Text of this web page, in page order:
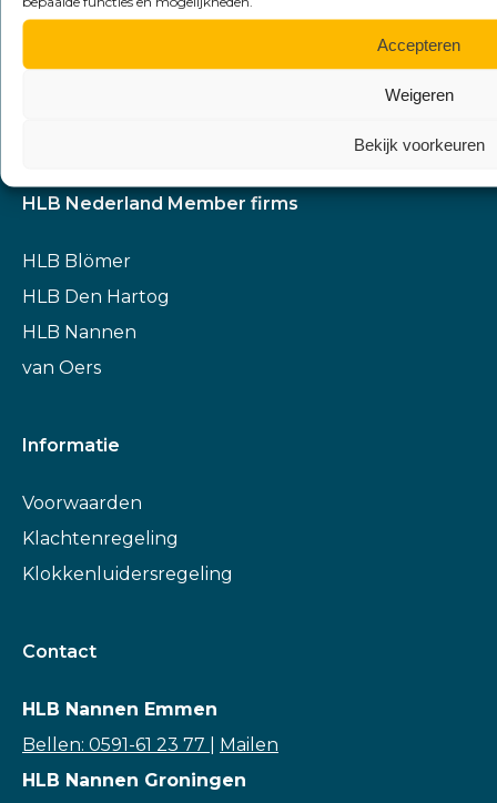
Accepteren
Weigeren
Bekijk voorkeuren
is an independent member of HLB
International, the global advisory and accounting
HLB Nederland Member firms
HLB Blömer
HLB Den Hartog
HLB Nannen
van Oers
Informatie
Voorwaarden
Klachtenregeling
Klokkenluidersregeling
Contact
HLB Nannen Emmen
Bellen: 0591-61 23 77
Mailen
HLB Nannen Groningen